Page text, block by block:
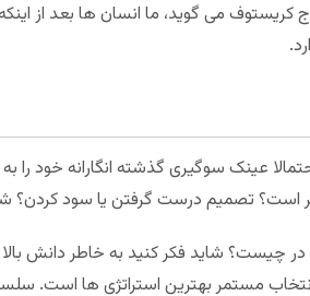
کریستوف می گوید، ما انسان ها بعد از
احتمالا عینک سوگیری گذشته انگارانه
است؟ تصمیم درست گرفتن یا سود کردن؟
چیست؟ شاید فکر کنید به خاطر دانش
مستمر بهترین استراتژی ها است.